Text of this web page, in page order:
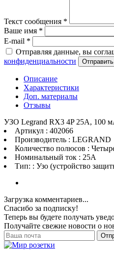
Текст сообщения *
Ваше имя *
E-mail *
Отправляя данные, вы
конфиденциальности
Отправить
Описание
Характеристики
Доп. материалы
Отзывы
УЗО Legrand RX3 4P 25А, 100
Артикул : 402066
Производитель : LEGRAND
Количество полюсов :
Номинальный ток : 25A
Тип: : Узо (устройство
Загрузка комментариев...
Спасибо за подписку!
Теперь вы будете получать
Получайте свежие новости о